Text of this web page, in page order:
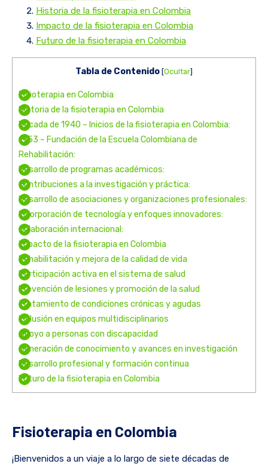
Historia de la fisioterapia en Colombia
Impacto de la fisioterapia en Colombia
Futuro de la fisioterapia en Colombia
Tabla de Contenido [Ocultar]
Fisioterapia en Colombia
Historia de la fisioterapia en Colombia
Década de 1940 – Inicios de la fisioterapia en Colombia:
1953 – Fundación de la Escuela Colombiana de
Rehabilitación:
Desarrollo de programas académicos:
Contribuciones a la investigación y práctica:
Desarrollo de asociaciones y organizaciones profesionales:
Incorporación de tecnología y enfoques innovadores:
Colaboración internacional:
Impacto de la fisioterapia en Colombia
Rehabilitación y mejora de la calidad de vida
Participación activa en el sistema de salud
Prevención de lesiones y promoción de la salud
Tratamiento de condiciones crónicas y agudas
Inclusión en equipos multidisciplinarios
Apoyo a personas con discapacidad
Generación de conocimiento y avances en investigación
Desarrollo profesional y formación continua
Futuro de la fisioterapia en Colombia
Fisioterapia en Colombia
¡Bienvenidos a un viaje a lo largo de siete décadas de